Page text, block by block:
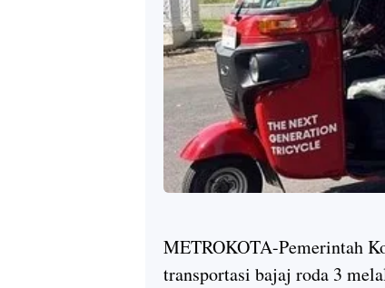
METROKOTA-Pemerintah
transportasi bajaj roda 3